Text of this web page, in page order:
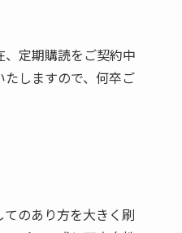
定期購読をご契約中
しますので、何卒ご
のあり方を大きく刷